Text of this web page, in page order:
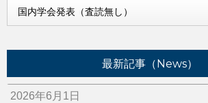
国内学会発表（査読無し）
最新記事（News）
2026年6月1日